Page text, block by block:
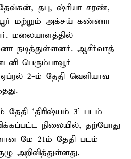
தபு, ஷ்ரியா சரண்,
மற்றும் அக்சய் கண்ணா
மலையாளத்தில்
நடித்துள்ளனர். ஆசீர்​வாத்
பெரும்​பாவூர்
2-ம் தேதி வெளி​யா​வ​
‘திரிஷ்யம் 3’ படம்
நிலையில், தற்போது
மே 21ம் தேதி படம்
அறிவித்துள்ளது.